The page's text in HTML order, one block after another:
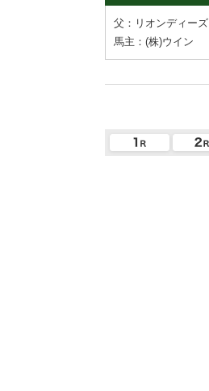
父：リオンディーズ
馬主：(株)ウイン